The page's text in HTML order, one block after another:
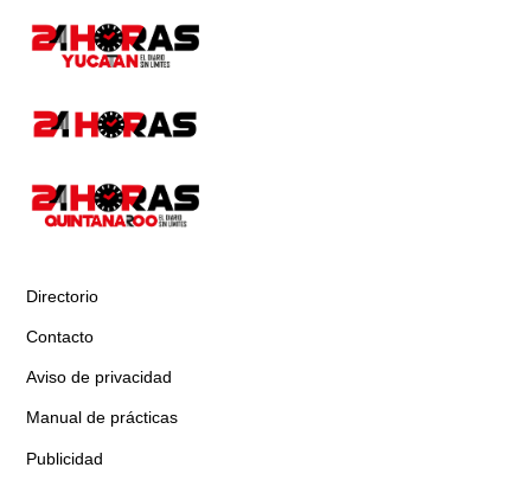
Directorio
Contacto
Aviso de privacidad
Manual de prácticas
Publicidad